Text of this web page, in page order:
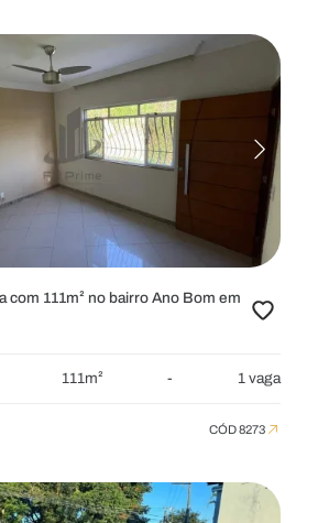
com 111m² no bairro Ano Bom em
111m² - 1 vaga
CÓD 8273